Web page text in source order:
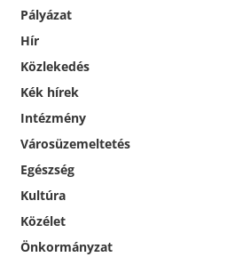
Pályázat
Hír
Közlekedés
Kék hírek
Intézmény
Városüzemeltetés
Egészség
Kultúra
Közélet
Önkormányzat